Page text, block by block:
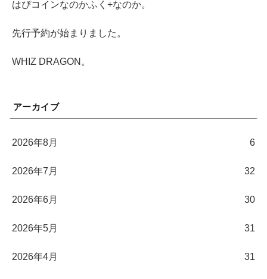
はぴコインなのかふく+なのか。
先行予約が始まりました。
WHIZ DRAGON。
アーカイブ
2026年8月 6
2026年7月 32
2026年6月 30
2026年5月 31
2026年4月 31